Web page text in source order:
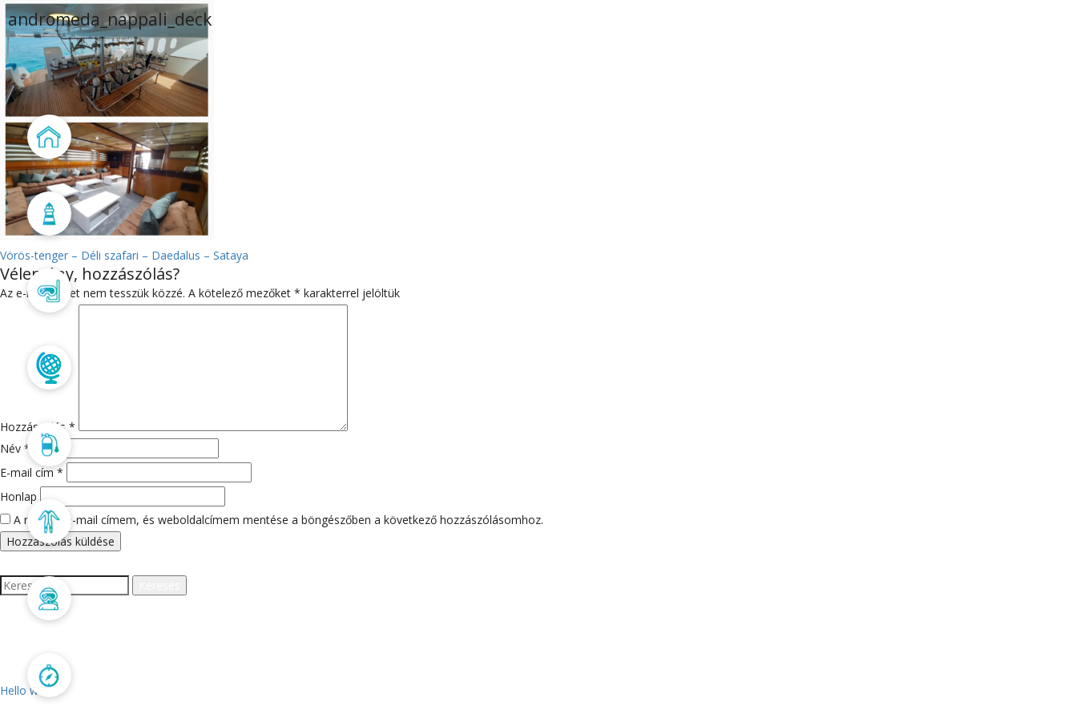
Főoldal
Aktualitás
Búvártanfolyam
Szolgáltatás
Webshop
Galatheás csapat
andromeda_nappali_deck
BEJEGYZÉS
NAVIGÁCIÓ
Vörös-tenger – Déli szafari – Daedalus – Sataya
Vélemény, hozzászólás?
Az e-mail címet nem tesszük közzé. A kötelező mezőket * karakterrel jelöltük
Hozzászólás *
Név *
E-mail cím*
Honlap
A nevem, e-mail címem, és weboldalcímem mentése a böngészőben a következő hozzászólásomhoz.
Keresés:
LEGUTÓBBI BEJEGYZÉSEK
Hello world!